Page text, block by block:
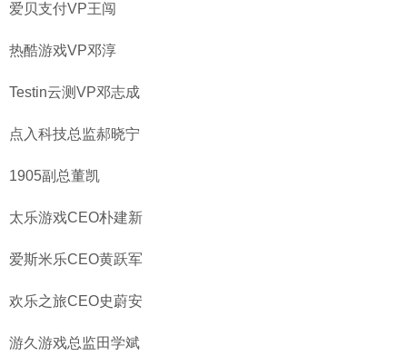
爱贝支付VP王闯
热酷游戏VP邓淳
Testin云测VP邓志成
点入科技总监郝晓宁
1905副总董凯
太乐游戏CEO朴建新
爱斯米乐CEO黄跃军
欢乐之旅CEO史蔚安
游久游戏总监田学斌